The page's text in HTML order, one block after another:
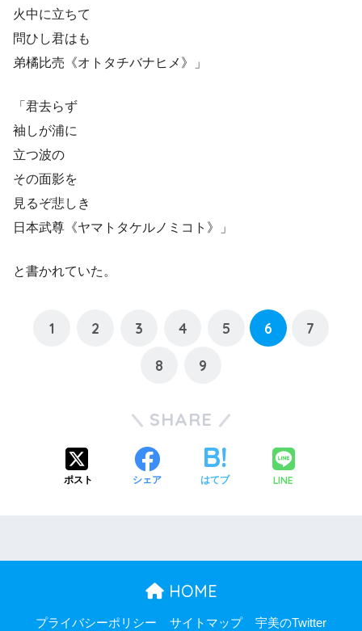
火中に立ちて
問ひし君はも
弟橘比売《オトタチバナヒメ》」
「君去らず
袖しが浦に
立つ波の
その面影を
見るぞ悲しき
日本武尊《ヤマトタケルノミコト》」
と書かれていた。
1 2 3 4 5 6 7
8 9
SHARE
ポスト シェア はてブ LINE
HOME
プライバシーポリシー サイトマップ 宇美のTwitter